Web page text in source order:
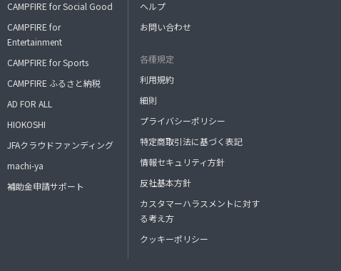
CAMPFIRE for Social Good
CAMPFIRE for
Entertainment
CAMPFIRE for Sports
CAMPFIRE ふるさと納税
AD FOR ALL
HIOKOSHI
JFAクラウドファンディング
machi-ya
補助金申請サポート
ヘルプ
お問い合わせ
各種規定
利用規約
細則
プライバシーポリシー
特定商取引法に基づく表記
情報セキュリティ方針
反社基本方針
カスタマーハラスメントに対す
る考え方
クッキーポリシー